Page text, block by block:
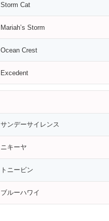
Storm Cat
Mariah’s Storm
Ocean Crest
Excedent
サンデーサイレンス
ニキーヤ
トニービン
ブルーハワイ